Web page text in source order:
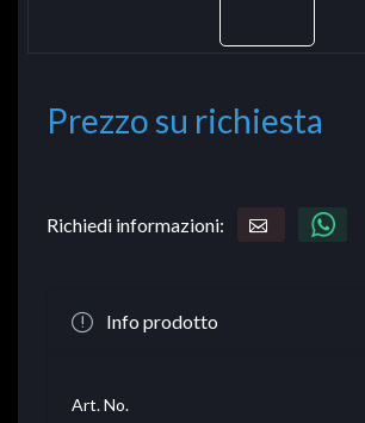
Prezzo su richiesta
Richiedi informazioni:
Info prodotto
Art. No.